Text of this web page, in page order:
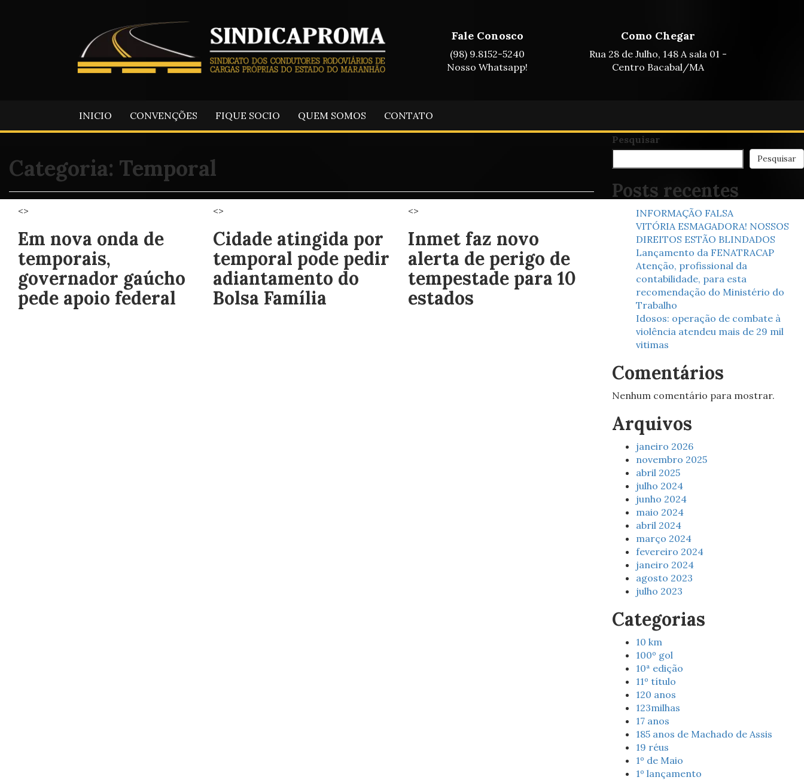
Fale Conosco
(98) 9.8152-5240
Nosso Whatsapp!
Como Chegar
Rua 28 de Julho, 148 A sala 01 -
Centro Bacabal/MA
INICIO CONVENÇÕES FIQUE SOCIO QUEM SOMOS CONTATO
Categoria: Temporal
<>
Em nova onda de
temporais,
governador gaúcho
pede apoio federal
<>
Cidade atingida por
temporal pode pedir
adiantamento do
Bolsa Família
<>
Inmet faz novo
alerta de perigo de
tempestade para 10
estados
Pesquisar
Pesquisar
Posts recentes
INFORMAÇÃO FALSA
VITÓRIA ESMAGADORA! NOSSOS
DIREITOS ESTÃO BLINDADOS
Lançamento da FENATRACAP
Atenção, profissional da
contabilidade, para esta
recomendação do Ministério do
Trabalho
Idosos: operação de combate à
violência atendeu mais de 29 mil
vitimas
Comentários
Nenhum comentário para mostrar.
Arquivos
janeiro 2026
novembro 2025
abril 2025
julho 2024
junho 2024
maio 2024
abril 2024
março 2024
fevereiro 2024
janeiro 2024
agosto 2023
julho 2023
Categorias
10 km
100º gol
10ª edição
11º título
120 anos
123milhas
17 anos
185 anos de Machado de Assis
19 réus
1º de Maio
1º lançamento